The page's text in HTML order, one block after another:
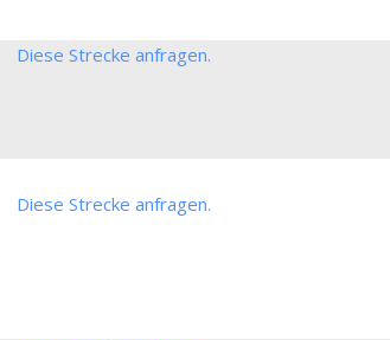
Diese Strecke anfragen.
Diese Strecke anfragen.